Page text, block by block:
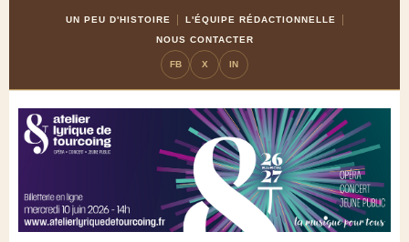
UN PEU D'HISTOIRE
L'ÉQUIPE RÉDACTIONNELLE
NOUS CONTACTER
FB X IN